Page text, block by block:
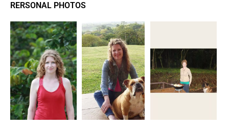
RERSONAL PHOTOS